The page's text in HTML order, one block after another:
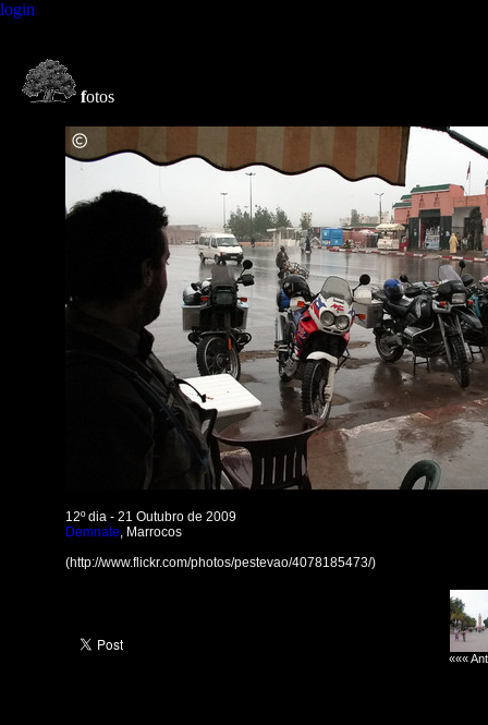
login
fotos
12º dia - 21 Outubro de 2009
Demnate, Marrocos
(http://www.flickr.com/photos/pestevao/4078185473/)
«««